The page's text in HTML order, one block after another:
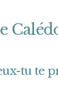
tu te